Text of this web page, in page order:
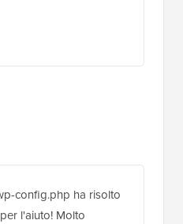
config.php ha risolto
l'aiuto! Molto